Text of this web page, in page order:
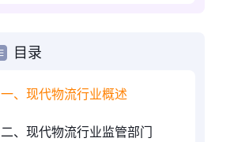
目录
一、现代物流行业概述
二、现代物流行业监管部门